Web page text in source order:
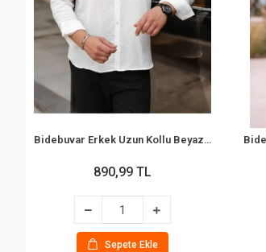
Bidebuvar Erkek Uzun Kollu Beyaz Düğmeli Pera Keten Gömlek
890,99 TL
Sepete Ekle